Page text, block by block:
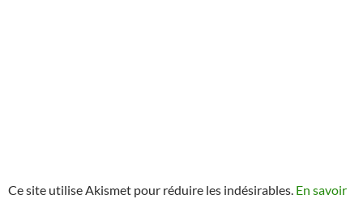
Ce site utilise Akismet pour réduire les indésirables. En savoir